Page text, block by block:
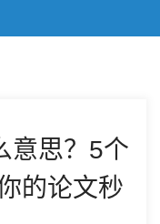
意思？5个
的论文秒